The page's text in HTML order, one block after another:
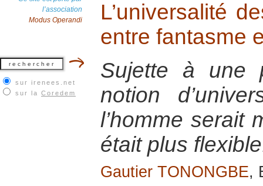
l’association
Modus Operandi
sur irenees.net
sur la Coredem
L’universalité
entre fantasme
Sujette à une
notion
l’homme serait
était plus
Gautier TONONGBE,